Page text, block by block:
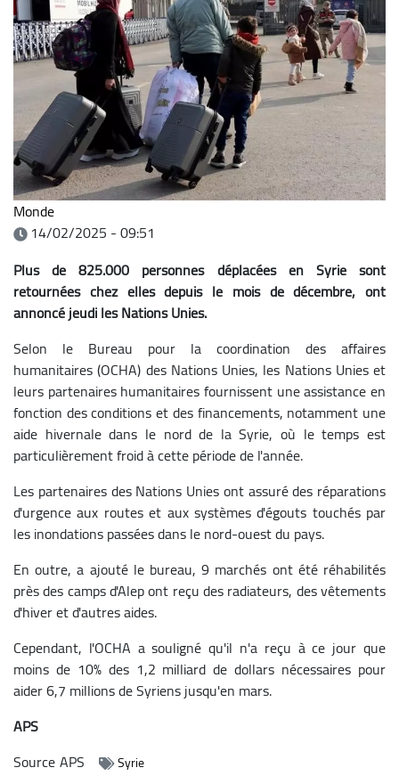
Monde
14/02/2025 - 09:51
Plus de 825.000 personnes déplacées en Syrie sont
retournées chez elles depuis le mois de décembre, ont
annoncé jeudi les Nations Unies.
Selon le Bureau pour la coordination des affaires
humanitaires (OCHA) des Nations Unies, les Nations Unies et
leurs partenaires humanitaires fournissent une assistance en
fonction des conditions et des financements, notamment une
aide hivernale dans le nord de la Syrie, où le temps est
particulièrement froid à cette période de l'année.
Les partenaires des Nations Unies ont assuré des réparations
d'urgence aux routes et aux systèmes d'égouts touchés par
les inondations passées dans le nord-ouest du pays.
En outre, a ajouté le bureau, 9 marchés ont été réhabilités
près des camps d'Alep ont reçu des radiateurs, des vêtements
d'hiver et d'autres aides.
Cependant, l'OCHA a souligné qu'il n'a reçu à ce jour que
moins de 10% des 1,2 milliard de dollars nécessaires pour
aider 6,7 millions de Syriens jusqu'en mars.
APS
SourceAPS Syrie